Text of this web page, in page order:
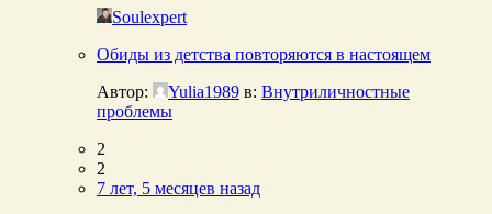
Soulexpert
Обиды из детства повторяются в настоящем
Автор:
Yulia1989 в: Внутриличностные
проблемы
2
2
7 лет, 5 месяцев назад